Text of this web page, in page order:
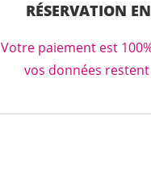
RÉSERVATION
Votre paiement est
vos données